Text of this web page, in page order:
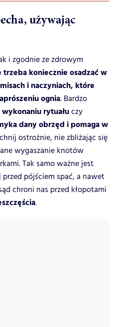
używając
i zgodnie ze zdrowym
koniecznie osadzać w
i naczyniach, które
ognia. Bardzo
rytuałuczy
dany obrzęd i pomaga w
ostrożnie, nie zbliżając się
wygaszanie knotów
Tak samo ważne jest
pójściem spać, a nawet
chroni nas przed kłopotami
.